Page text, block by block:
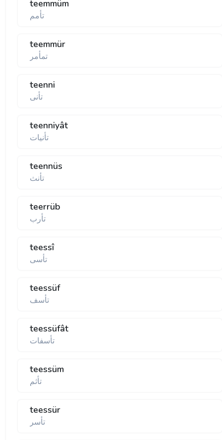
teemmüm
تأمم
teemmür
تمأمر
teenni
تأنی
teenniyât
تأنيات
teennüs
تأنث
teerrüb
تأرب
teessî
تأسی
teessüf
تأسف
teessüfât
تأسفات
teessüm
تأثم
teessür
تأسر